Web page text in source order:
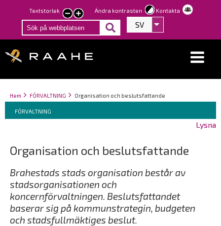
Hoppa
till
huvudinnehåll
Textstorlek
smaller
text
larger
text
Ändra kontrasten Kontakta
SV Visa fler åtgärder
Länkstigar
You
are
here:
Hem FÖRVALTNING Organisation och beslutsfattande
Breadcrumbs
You
are
FÖRVALTNING
Lysna
Organisation och beslutsfattande
Brahestads stads organisation består av
stadsorganisationen och
koncernförvaltningen. Beslutsfattandet
baserar sig på kommunstrategin, budgeten
och stadsfullmäktiges beslut.